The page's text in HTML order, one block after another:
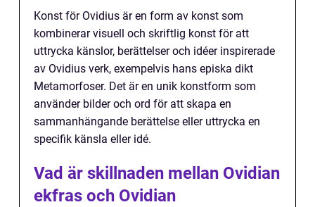
Konst för Ovidius är en form av konst som
kombinerar visuell och skriftlig konst för att
uttrycka känslor, berättelser och idéer inspirerade
av Ovidius verk, exempelvis hans episka dikt
Metamorfoser. Det är en unik konstform som
använder bilder och ord för att skapa en
sammanhängande berättelse eller uttrycka en
specifik känsla eller idé.
Vad är skillnaden mellan Ovidian
ekfras och Ovidian